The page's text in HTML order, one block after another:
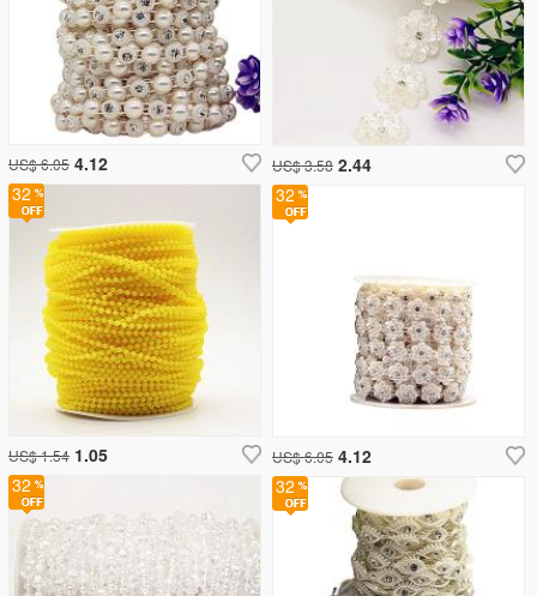
US$ 6.05 4.12 US$ 3.58 2.44
32
US$ 6.05 4.12
32
US$ 1.54 1.05
32
32